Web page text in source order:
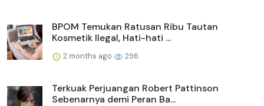
BPOM Temukan Ratusan Ribu Tautan
Kosmetik Ilegal, Hati-hati ...
2 months ago 296
Terkuak Perjuangan Robert Pattinson
Sebenarnya demi Peran Ba...